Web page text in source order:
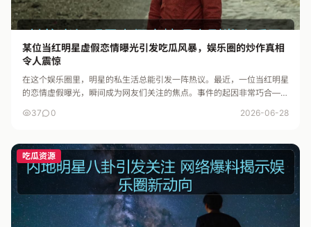
某位当红明星虚假恋情曝光引发吃瓜风暴，娱乐圈的炒作真相
令人震惊
在这个娱乐圈里，明星的私生活总能引发一阵热议。最近，一位当红明星
的恋情虚假曝光，瞬间成为网友们关注的焦点。事件的起因非常巧合——
友...
37 0 2026-06-28
吃瓜资源